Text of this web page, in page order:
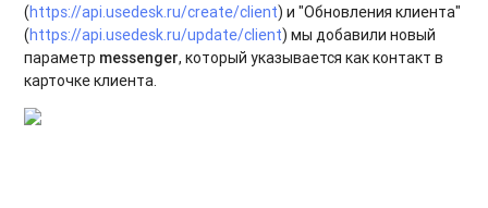
(https://api.usedesk.ru/create/client) и "Обновления клиента"
(https://api.usedesk.ru/update/client) мы добавили новый
параметр messenger, который указывается как контакт в
карточке клиента.